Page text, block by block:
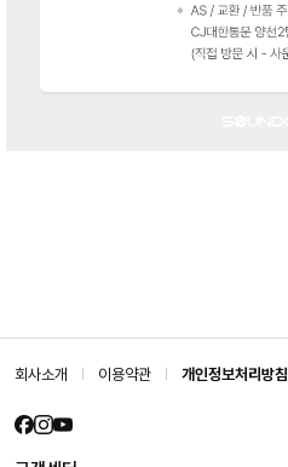
회사소개 이용약관 개인정보처리방침